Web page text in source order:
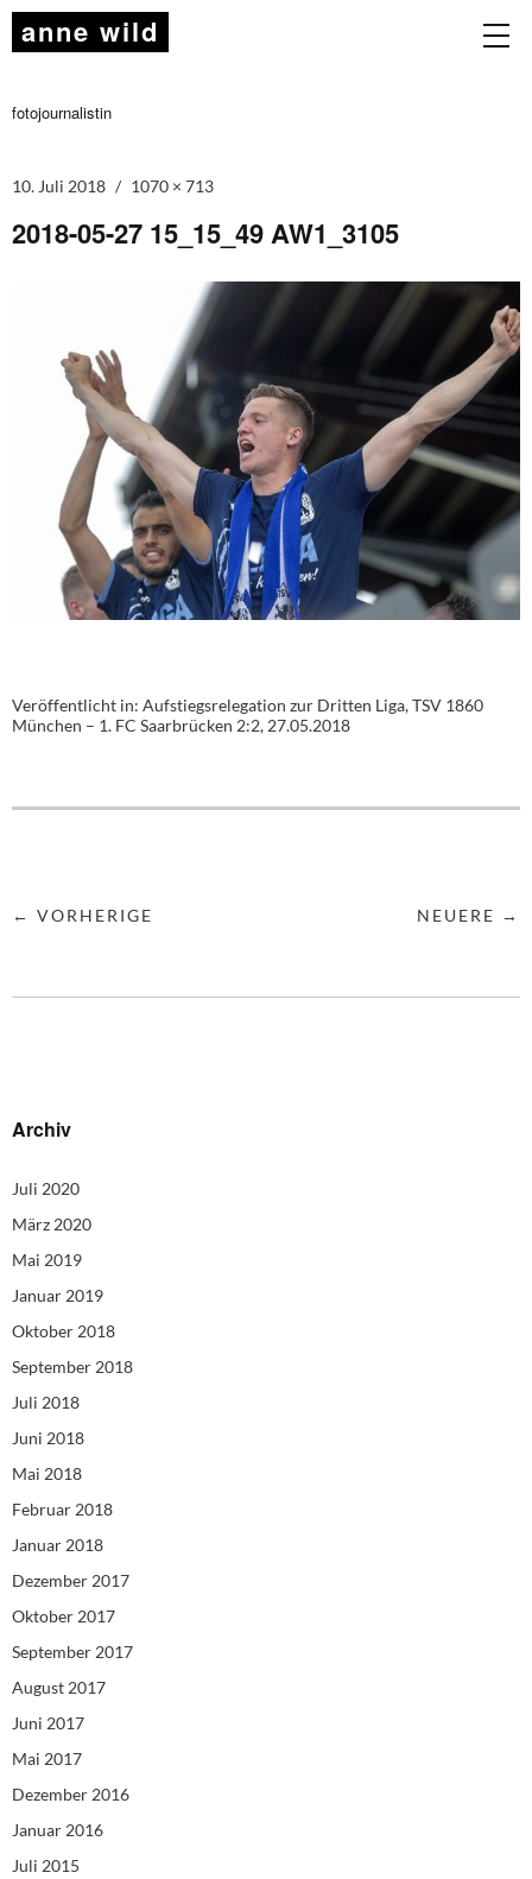
anne wild
fotojournalistin
10. Juli 2018 1070 × 713
2018-05-27 15_15_49 AW1_3105
Veröffentlicht in: Aufstiegsrelegation zur Dritten Liga, TSV 1860
München – 1. FC Saarbrücken 2:2, 27.05.2018
← VORHERIGE NEUERE →
Archiv
Juli 2020
März 2020
Mai 2019
Januar 2019
Oktober 2018
September 2018
Juli 2018
Juni 2018
Mai 2018
Februar 2018
Januar 2018
Dezember 2017
Oktober 2017
September 2017
August 2017
Juni 2017
Mai 2017
Dezember 2016
Januar 2016
Juli 2015